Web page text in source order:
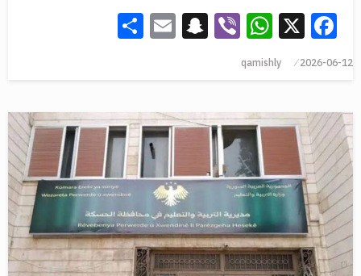
Facebook
X
WhatsApp
Viber
Snapchat
Email
2026-06-12
qamishly